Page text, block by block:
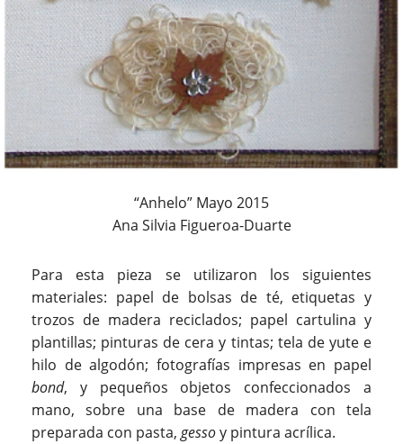
“Anhelo” Mayo 2015
Ana Silvia Figueroa-Duarte
Para esta pieza se utilizaron los siguientes
materiales: papel de bolsas de té, etiquetas y
trozos de madera reciclados; papel cartulina y
plantillas; pinturas de cera y tintas; tela de yute e
hilo de algodón; fotografías impresas en papel
bond, y pequeños objetos confeccionados a
mano, sobre una base de madera con tela
preparada con pasta, gessoy pintura acrílica.